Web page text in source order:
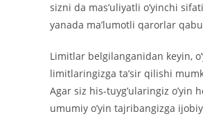
sizni da mas’uliyatli o’yinchi
yanada ma’lumotli qarorlar
Limitlar belgilanganidan keyin,
limitlaringizga ta’sir qilishi
Agar siz his-tuyg’ularingiz o’yin
umumiy o’yin tajribangizga